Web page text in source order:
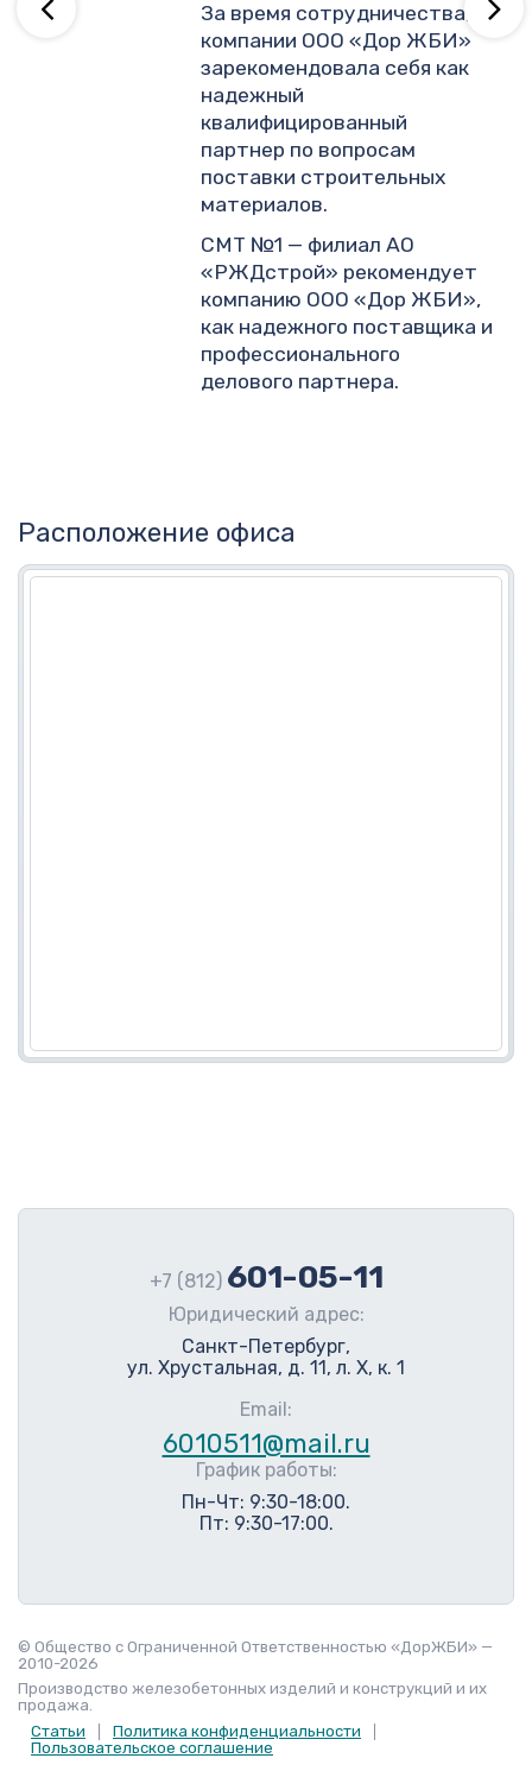
За время сотрудничества,
компании ООО «Дор ЖБИ»
зарекомендовала себя как
надежный
квалифицированный
партнер по вопросам
поставки строительных
материалов.
СМТ №1 — филиал АО
«РЖДстрой» рекомендует
компанию ООО «Дор ЖБИ»,
как надежного поставщика и
профессионального
делового партнера.
Расположение офиса
+7 (812) 601-05-11
Юридический адрес:
Санкт-Петербург,
ул. Хрустальная, д. 11, л. Х, к. 1
Email:
6010511@mail.ru
График работы:
Пн-Чт: 9:30-18:00.
Пт: 9:30-17:00.
© Общество с Ограниченной Ответственностью «ДорЖБИ» —
2010-2026
Производство железобетонных изделий и конструкций и их
продажа.
Статьи
Политика конфиденциальности
Пользовательское соглашение